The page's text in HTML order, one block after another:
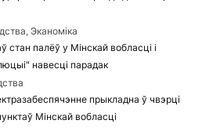
Эканоміка
палёў у Мінскай вобласці і
навесці парадак
прыкладна ў чвэрці
Мінскай вобласці